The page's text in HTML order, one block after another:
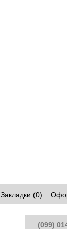
Закладки (0)
(099)